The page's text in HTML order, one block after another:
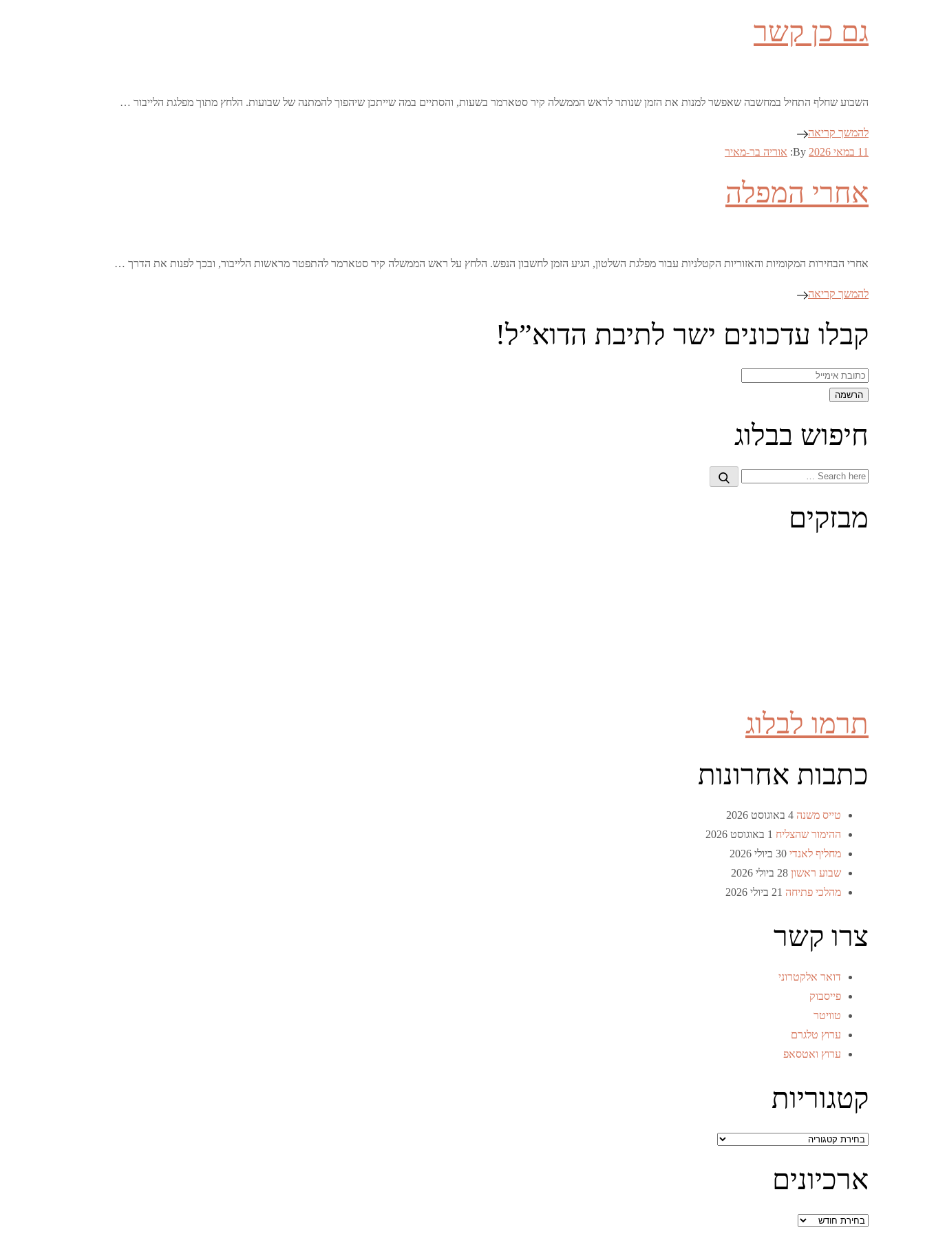
גם כן קשר
השבוע שחלף התחיל במחשבה שאפשר למנות את הזמן שנותר לראש הממשלה קיר סטארמר בשעות, והסתיים במה שייתכן שיהפוך להמתנה של שבועות. הלחץ מתוך מפלגת הלייבור …
להמשך קריאה
Posted
11 במאי 2026 By: אוריה בר-מאיר
אחרי המפלה
אחרי הבחירות המקומיות והאזוריות הקטלניות עבור מפלגת השלטון, הגיע הזמן לחשבון הנפש. הלחץ על ראש הממשלה קיר סטארמר להתפטר מראשות הלייבור, ובכך לפנות את הדרך …
להמשך קריאה
קבלו עדכונים ישר לתיבת הדוא”ל!
חיפוש בבלוג
Search
Search
מבזקים
תרמו לבלוג
כתבות אחרונות
טייס משנה 4 באוגוסט 2026
ההימור שהצליח 1 באוגוסט 2026
מחליף לאנדי 30 ביולי 2026
שבוע ראשון 28 ביולי 2026
מהלכי פתיחה 21 ביולי 2026
צרו קשר
דואר אלקטרוני
פייסבוק
טוויטר
ערוץ טלגרם
ערוץ ואטסאפ
קטגוריות
קטגוריות
ארכיונים
ארכיונים